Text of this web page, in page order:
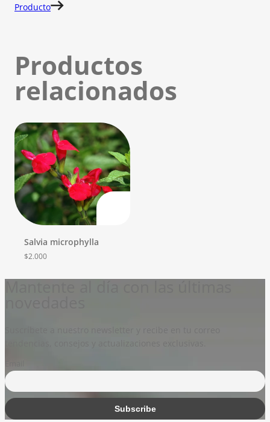
Producto
Productos
relacionados
Salvia microphylla
$2.000